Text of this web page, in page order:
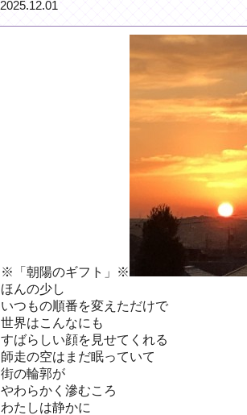
2025.12.01
※「朝陽のギフト」※
ほんの少し
いつもの順番を変えただけで
世界はこんなにも
すばらしい顔を見せてくれる
師走の空はまだ眠っていて
街の輪郭が
やわらかく滲むころ
わたしは静かに